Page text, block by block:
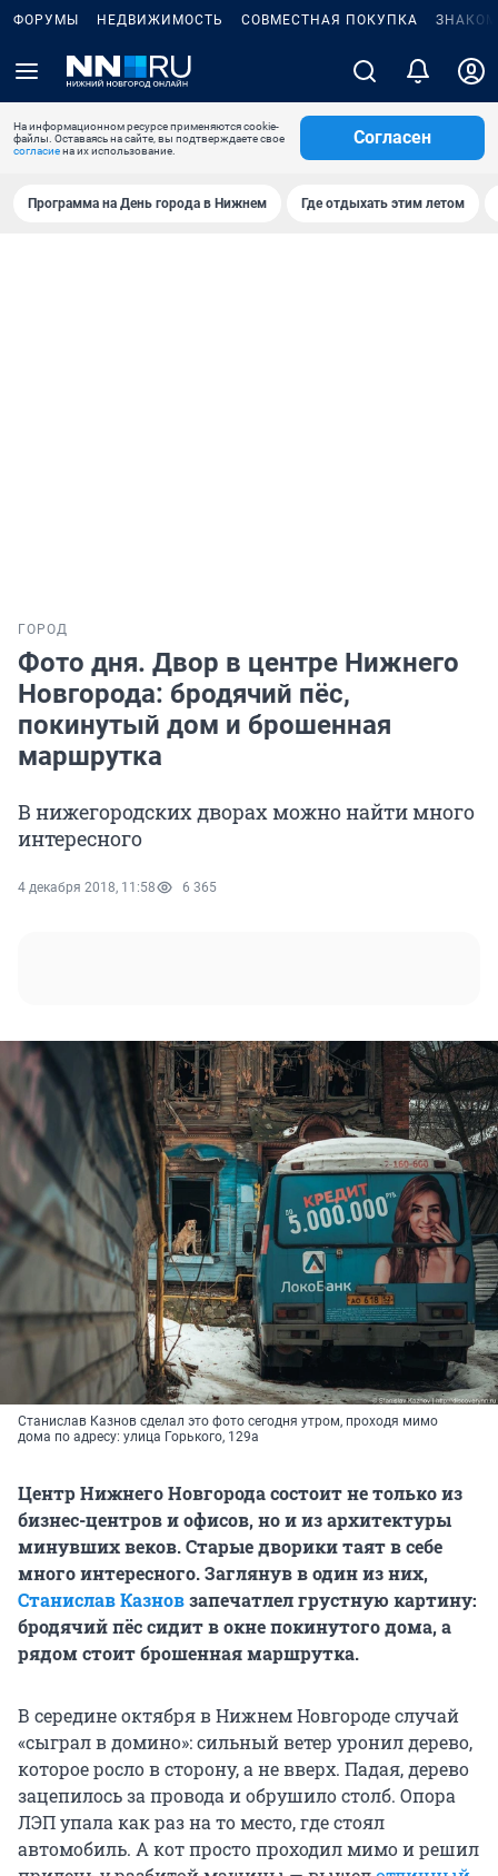
ФОРУМЫ НЕДВИЖИМОСТЬ СОВМЕСТНАЯ ПОКУПКА
На информационном ресурсе применяются cookie-
файлы. Оставаясь на сайте, вы подтверждаете свое
согласиена их использование.
Согласен
Программа на День города в Нижнем Где отдыхать этим летом
ГОРОД
Фото дня. Двор в центре Нижнего
Новгорода: бродячий пёс,
покинутый дом и брошенная
маршрутка
В нижегородских дворах можно найти много
интересного
4 декабря 2018, 11:58 6 365
Станислав Казнов сделал это фото сегодня утром, проходя мимо
дома по адресу: улица Горького, 129а
Центр Нижнего Новгорода состоит не только из
бизнес-центров и офисов, но и из архитектуры
минувших веков. Старые дворики таят в себе
много интересного. Заглянув в один из них,
Станислав Казновзапечатлел грустную картину:
бродячий пёс сидит в окне покинутого дома, а
рядом стоит брошенная маршрутка.
В середине октября в Нижнем Новгороде случай
«сыграл в домино»: сильный ветер уронил дерево,
которое росло в сторону, а не вверх. Падая, дерево
зацепилось за провода и обрушило столб. Опора
ЛЭП упала как раз на то место, где стоял
автомобиль. А кот просто проходил мимо и решил